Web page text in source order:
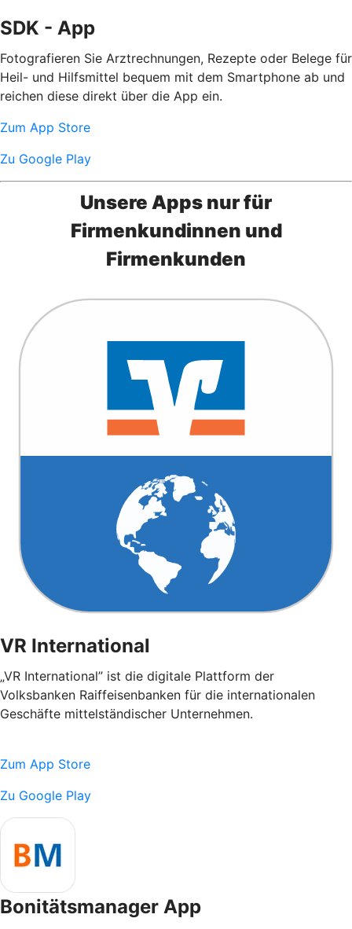
SDK - App
Fotografieren Sie Arztrechnungen, Rezepte oder Belege für
Heil- und Hilfsmittel bequem mit dem Smartphone ab und
reichen diese direkt über die App ein.
Zum App Store
Zu Google Play
Unsere Apps nur für
Firmenkundinnen und
Firmenkunden
VR International
„VR International” ist die digitale Plattform der
Volksbanken Raiffeisenbanken für die internationalen
Geschäfte mittelständischer Unternehmen.
Zum App Store
Zu Google Play
Bonitätsmanager App